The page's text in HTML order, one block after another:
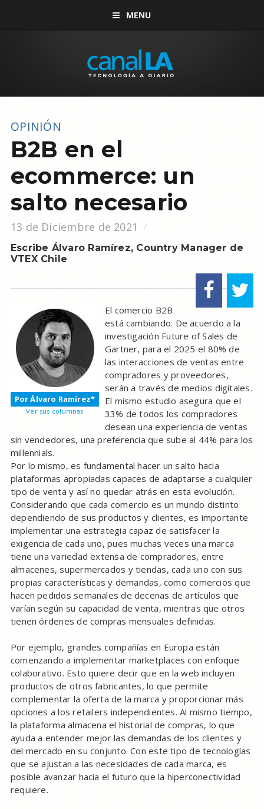
MENU
OPINIÓN
B2B en el
ecommerce: un
salto necesario
13 de Diciembre de 2021
Escribe Álvaro Ramírez, Country Manager de
VTEX Chile
Por Álvaro Ramírez*
Ver sus columnas
El comercio B2B
está cambiando. De acuerdo a la
investigación Future of Sales de
Gartner, para el 2025 el 80% de
las interacciones de ventas entre
compradores y proveedores,
serán a través de medios digitales.
El mismo estudio asegura que el
33% de todos los compradores
desean una experiencia de ventas
sin vendedores, una preferencia que sube al 44% para los
millennials.
Por lo mismo, es fundamental hacer un salto hacia
plataformas apropiadas capaces de adaptarse a cualquier
tipo de venta y así no quedar atrás en esta evolución.
Considerando que cada comercio es un mundo distinto
dependiendo de sus productos y clientes, es importante
implementar una estrategia capaz de satisfacer la
exigencia de cada uno, pues muchas veces una marca
tiene una variedad extensa de compradores, entre
almacenes, supermercados y tiendas, cada uno con sus
propias características y demandas, como comercios que
hacen pedidos semanales de decenas de artículos que
varían según su capacidad de venta, mientras que otros
tienen órdenes de compras mensuales definidas.
Por ejemplo, grandes compañías en Europa están
comenzando a implementar marketplaces con enfoque
colaborativo. Esto quiere decir que en la web incluyen
productos de otros fabricantes, lo que permite
complementar la oferta de la marca y proporcionar más
opciones a los retailers independientes. Al mismo tiempo,
la plataforma almacena el historial de compras, lo que
ayuda a entender mejor las demandas de los clientes y
del mercado en su conjunto. Con este tipo de tecnologías
que se ajustan a las necesidades de cada marca, es
posible avanzar hacia el futuro que la hiperconectividad
requiere.